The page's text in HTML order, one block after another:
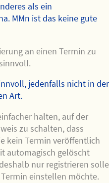
als ein
MMn ist das keine gute
an einen Termin zu
jedenfalls nicht in der
Art.
halten, auf der
zu schalten, dass
kein Termin veröffentlich
automagisch gelöscht
nur registrieren
einstellen möchte.